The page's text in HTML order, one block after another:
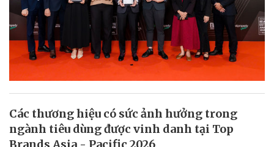
Các thương hiệu có sức ảnh hưởng trong
ngành tiêu dùng được vinh danh tại Top
Brands Asia - Pacific 2026